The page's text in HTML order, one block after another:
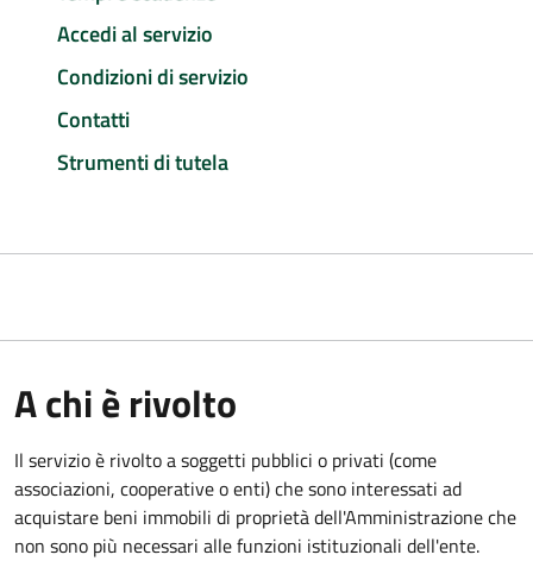
Accedi al servizio
Condizioni di servizio
Contatti
Strumenti di tutela
A chi è rivolto
Il servizio è rivolto a soggetti pubblici o privati (come
associazioni, cooperative o enti) che sono interessati ad
acquistare beni immobili di proprietà dell'Amministrazione che
non sono più necessari alle funzioni istituzionali dell'ente.